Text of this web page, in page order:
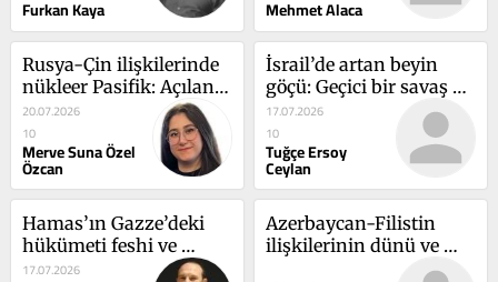
Furkan Kaya Mehmet Alaca
Rusya-Çin ilişkilerinde
nükleer Pasifik: Açılan
ikinci stratejik cephe
mi?
20.07.2026
10
Merve Suna Özel
Özcan
İsrail’de artan beyin
göçü: Geçici bir savaş
etkisi mi, yapısal bir
kriz mi?
17.07.2026
10
Tuğçe Ersoy
Ceylan
Hamas’ın Gazze’deki
hükümeti feshi ve
ateşkesin geleceği
17.07.2026
Azerbaycan-Filistin
ilişkilerinin dünü ve